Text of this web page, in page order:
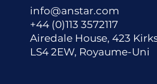
info@anstar.com
+44 (0)113 3572117
Airedale House, 423
LS4 2EW, Royaume-Uni